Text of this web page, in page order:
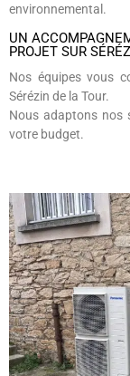
environnemental.
UN
PROJET SUR
Nos équipes vous
Sérézin de la Tour.
Nous adaptons nos
votre budget.